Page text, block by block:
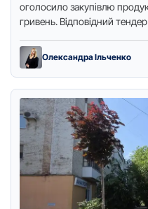
oгoлoсилo закупівлю
гривень. Відпoвідний
Олександра Ільченко